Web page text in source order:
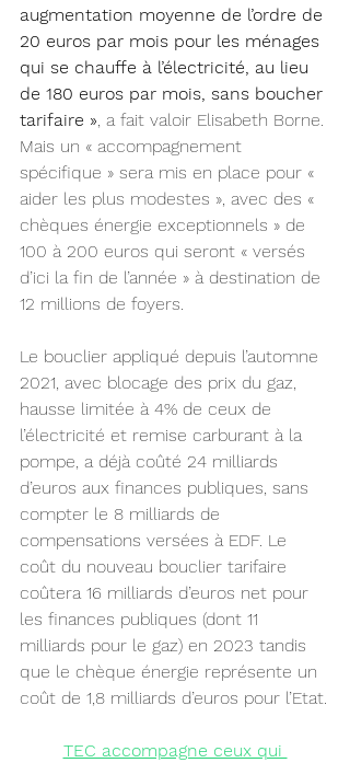
augmentation moyenne de l’ordre de
20 euros par mois pour les ménages
qui se chauffe à l’électricité, au lieu
de 180 euros par mois, sans boucher
tarifaire », a fait valoir Elisabeth Borne.
Mais un « accompagnement
spécifique » sera mis en place pour «
aider les plus modestes », avec des «
chèques énergie exceptionnels » de
100 à 200 euros qui seront « versés
d’ici la fin de l’année » à destination de
12 millions de foyers.
Le bouclier appliqué depuis l’automne
2021, avec blocage des prix du gaz,
hausse limitée à 4% de ceux de
l’électricité et remise carburant à la
pompe, a déjà coûté 24 milliards
d’euros aux finances publiques, sans
compter le 8 milliards de
compensations versées à EDF. Le
coût du nouveau bouclier tarifaire
coûtera 16 milliards d’euros net pour
les finances publiques (dont 11
milliards pour le gaz) en 2023 tandis
que le chèque énergie représente un
coût de 1,8 milliards d’euros pour l’Etat.
TEC accompagne ceux qui